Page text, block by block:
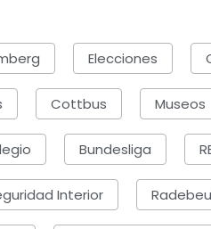
Elecciones
Cottbus Museos
Bundesliga
Interior